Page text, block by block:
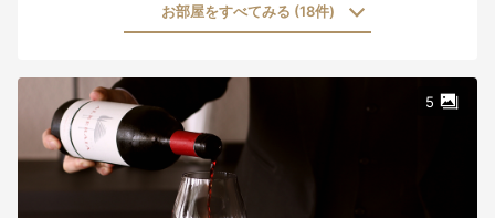
お部屋をすべてみる (18件)
5